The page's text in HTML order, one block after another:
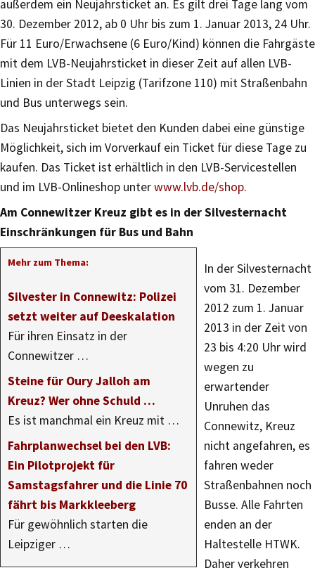
außerdem ein Neujahrsticket an. Es gilt drei Tage lang vom
30. Dezember 2012, ab 0 Uhr bis zum 1. Januar 2013, 24 Uhr.
Für 11 Euro/Erwachsene (6 Euro/Kind) können die Fahrgäste
mit dem LVB-Neujahrsticket in dieser Zeit auf allen LVB-
Linien in der Stadt Leipzig (Tarifzone 110) mit Straßenbahn
und Bus unterwegs sein.
Das Neujahrsticket bietet den Kunden dabei eine günstige
Möglichkeit, sich im Vorverkauf ein Ticket für diese Tage zu
kaufen. Das Ticket ist erhältlich in den LVB-Servicestellen
und im LVB-Onlineshop unterwww.lvb.de/shop.
Am Connewitzer Kreuz gibt es in der Silvesternacht
Einschränkungen für Bus und Bahn
Mehr zum Thema:
Silvester in Connewitz: Polizei
setzt weiter auf Deeskalation
Für ihren Einsatz in der
Connewitzer …
Steine für Oury Jalloh am
Kreuz? Wer ohne Schuld …
Es ist manchmal ein Kreuz mit …
Fahrplanwechsel bei den LVB:
Ein Pilotprojekt für
Samstagsfahrer und die Linie 70
fährt bis Markkleeberg
Für gewöhnlich starten die
Leipziger …
In der Silvesternacht
vom 31. Dezember
2012 zum 1. Januar
2013 in der Zeit von
23 bis 4:20 Uhr wird
wegen zu
erwartender
Unruhen das
Connewitz, Kreuz
nicht angefahren, es
fahren weder
Straßenbahnen noch
Busse. Alle Fahrten
enden an der
Haltestelle HTWK.
Daher verkehren